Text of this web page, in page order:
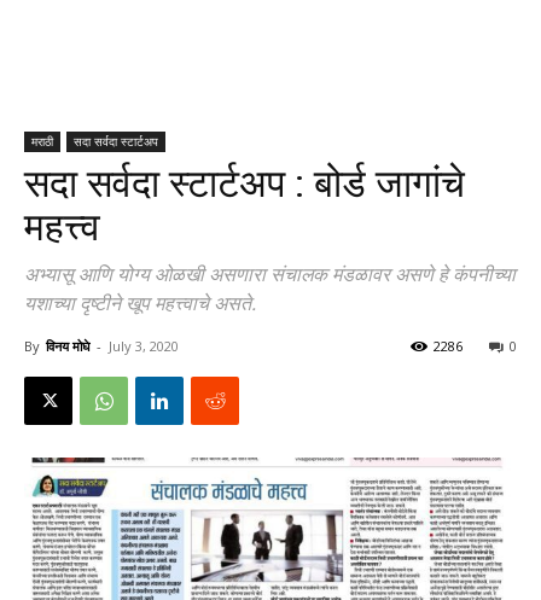
मराठी सदा सर्वदा स्टार्टअप
सदा सर्वदा स्टार्टअप : बोर्ड जागांचे
महत्त्व
अभ्यासू आणि योग्य ओळखी असणारा संचालक मंडळावर असणे हे कंपनीच्या
यशाच्या दृष्टीने खूप महत्त्वाचे असते.
By विनय मोघे - July 3, 2020 0
2286